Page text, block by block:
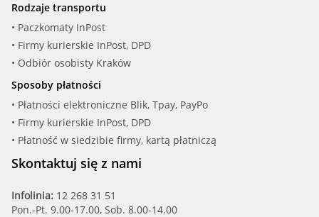
Rodzaje transportu
• Paczkomaty InPost
• Firmy kurierskie InPost, DPD
• Odbiór osobisty Kraków
Sposoby płatności
• Płatności elektroniczne Blik, Tpay, PayPo
• Firmy kurierskie InPost, DPD
• Płatność w siedzibie firmy, kartą płatniczą
Skontaktuj się z nami
Infolinia: 12 268 31 51
Pon.-Pt. 9.00-17.00, Sob. 8.00-14.00